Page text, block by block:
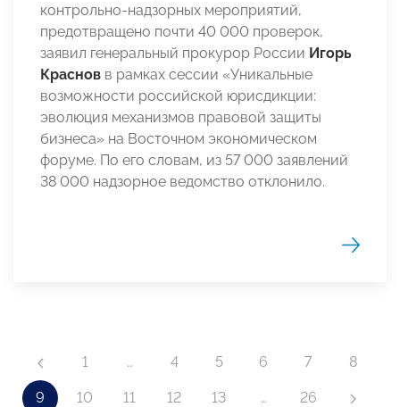
контрольно-надзорных мероприятий,
предотвращено почти 40 000 проверок,
заявил генеральный прокурор России Игорь
Краснов в рамках сессии «Уникальные
возможности российской юрисдикции:
эволюция механизмов правовой защиты
бизнеса» на Восточном экономическом
форуме. По его словам, из 57 000 заявлений
38 000 надзорное ведомство отклонило.
1 … 4 5 6 7 8
9 10 11 12 13 … 26